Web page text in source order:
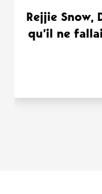
Rejjie Snow,
qu’il ne